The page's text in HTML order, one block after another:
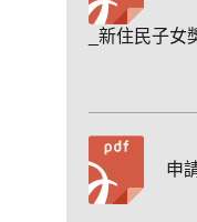
_新住民子
申